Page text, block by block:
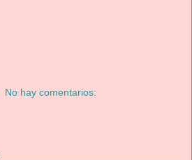
No hay comentarios: